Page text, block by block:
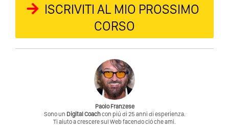
ISCRIVITI AL MIO PROSSIMO
CORSO
Paolo Franzese
Sono un Digital Coachcon piú di 25 anni di esperienza.
Ti aiuto a crescere sul Web facendo ció che ami.